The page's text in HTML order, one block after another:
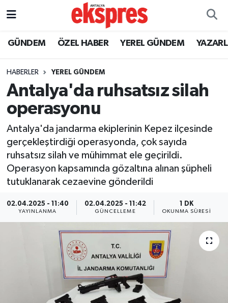
GÜNDEM ÖZEL HABER YEREL GÜNDEM
HABERLER YEREL GÜNDEM
Antalya'da ruhsatsız silah
operasyonu
Antalya'da jandarma ekiplerinin Kepez ilçesinde
gerçekleştirdiği operasyonda, çok sayıda
ruhsatsız silah ve mühimmat ele geçirildi.
Operasyon kapsamında gözaltına alınan şüpheli
tutuklanarak cezaevine gönderildi
02.04.2025 - 11:40
YAYINLANMA
02.04.2025 - 11:42
GÜNCELLEME
1 DK
OKUNMA SÜRESI
ÖZEL HABER
YEREL GÜNDEM
EKONOMİ
KÜLTÜR - SANAT
SPOR
SAĞLIK
TURİZM
Nöbetçi Eczaneler
Trafik Durumu
Süper Lig Puan Durumu ve Fikstür
Tüm Manşetler
Son Dakika Haberleri